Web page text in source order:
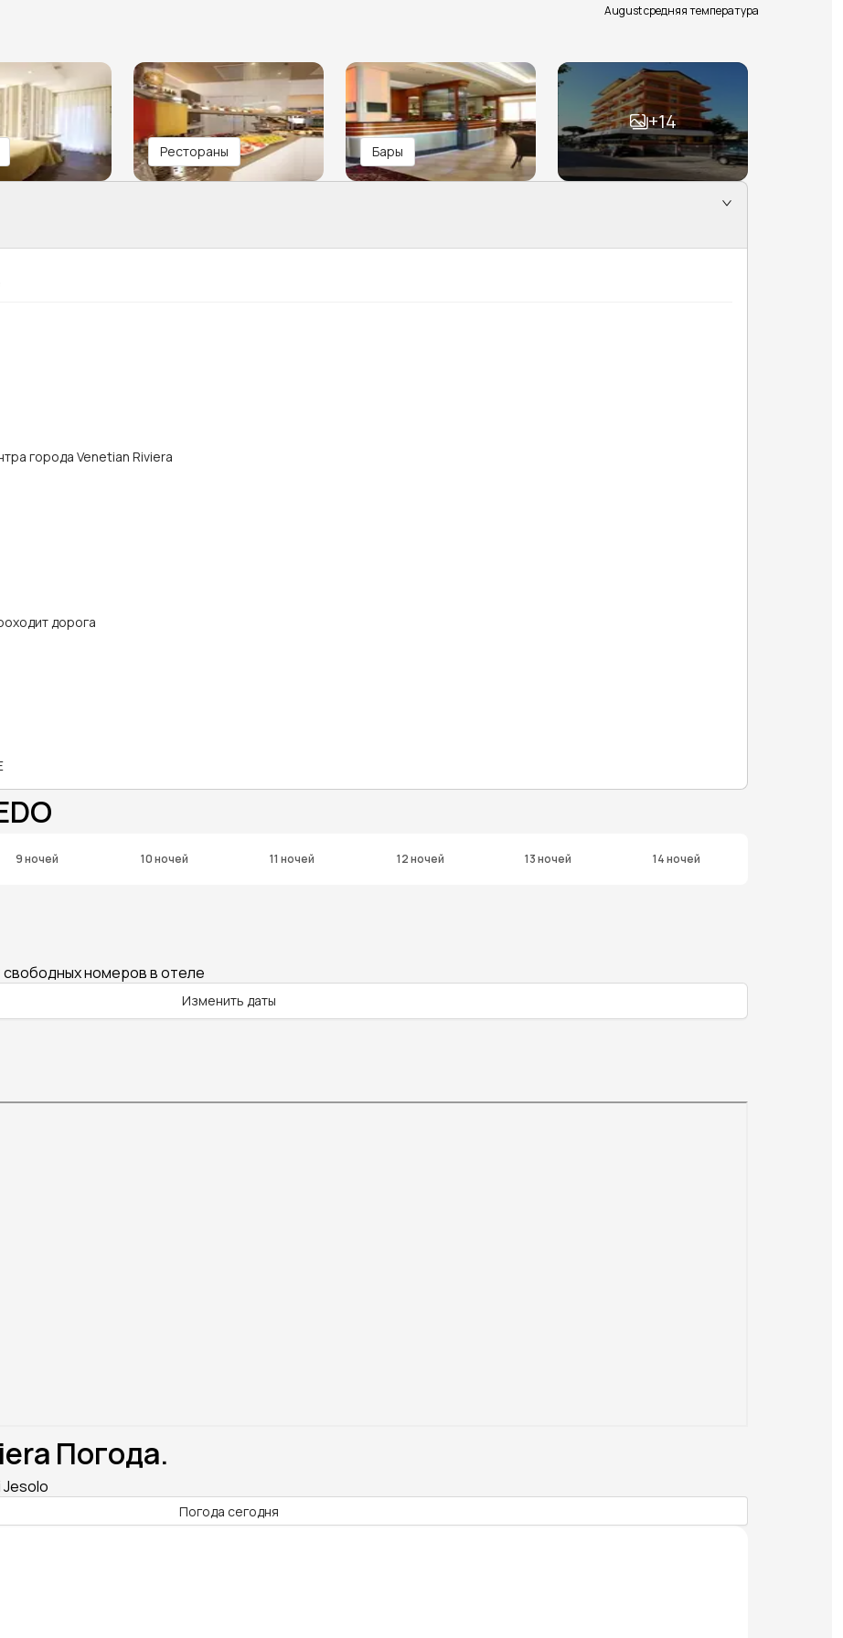
August средняя температура
Рестораны Бары
+14
города Venetian Riviera
дорога
9 ночей 10 ночей 11 ночей 12 ночей 13 ночей 14 ночей
номеров в отеле
Изменить даты
Погода.
Jesolo
Погода сегодня